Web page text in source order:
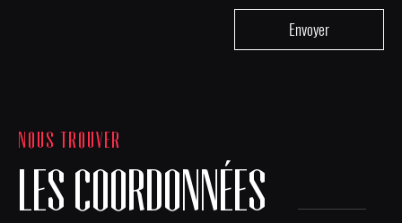
NOUS TROUVER
LES COORDONNÉES